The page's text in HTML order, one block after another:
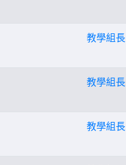
教學組長
教學組長
教學組長